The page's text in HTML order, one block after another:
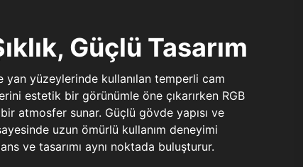
Güçlü Tasarım
yan yüzeylerinde kullanılan temperli cam
estetik bir görünümle öne çıkarırken RGB
atmosfer sunar. Güçlü gövde yapısı ve
uzun ömürlü kullanım deneyimi
ve tasarımı aynı noktada buluşturur.